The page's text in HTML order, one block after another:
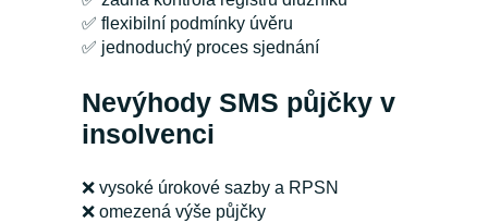
✅ flexibilní podmínky úvěru
✅ jednoduchý proces sjednání
Nevýhody SMS půjčky v
insolvenci
❌ vysoké úrokové sazby a RPSN
❌ omezená výše půjčky